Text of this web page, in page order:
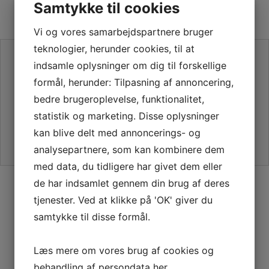
SE VORES ANMELDELSER PÅ TRUSTPILOT
SIKKER HANDEL PÅ SYMASKINETORVET.DK
GRATIS LEVERING VED 399,-
PÅ KUN 1-2 HVERDAGE
Samtykke til cookies
Vi og vores samarbejdspartnere bruger
teknologier, herunder cookies, til at
indsamle oplysninger om dig til forskellige
formål, herunder: Tilpasning af annoncering,
bedre brugeroplevelse, funktionalitet,
statistik og marketing. Disse oplysninger
kan blive delt med annoncerings- og
analysepartnere, som kan kombinere dem
med data, du tidligere har givet dem eller
de har indsamlet gennem din brug af deres
tjenester. Ved at klikke på 'OK' giver du
samtykke til disse formål.
Læs mere om vores brug af cookies og